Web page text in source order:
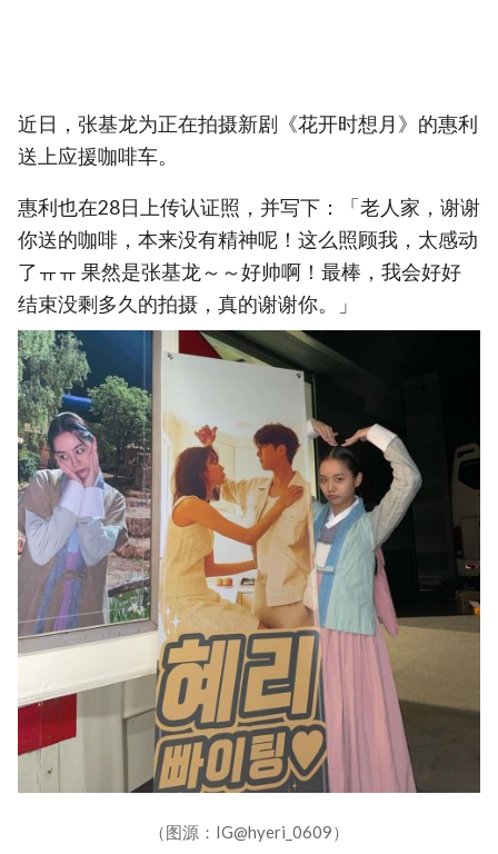
近日，张基龙为正在拍摄新剧《花开时想月》的惠利
送上应援咖啡车。
惠利也在28日上传认证照，并写下：「老人家，谢谢
你送的咖啡，本来没有精神呢！这么照顾我，太感动
了ㅠㅠ 果然是张基龙～～好帅啊！最棒，我会好好
结束没剩多久的拍摄，真的谢谢你。」
（图源：IG@hyeri_0609）